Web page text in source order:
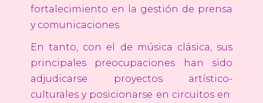
fortalecimiento en la gestión de prensa
y comunicaciones.
En tanto, con el de música clásica, sus
principales preocupaciones han sido
adjudicarse proyectos artístico-
culturales y posicionarse en circuitos en